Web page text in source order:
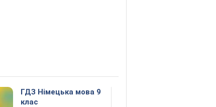
ГДЗ Німецька мова 9
клас